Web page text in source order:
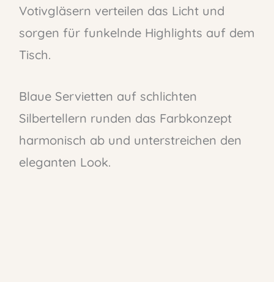
Votivgläsern verteilen das Licht und
sorgen für funkelnde Highlights auf dem
Tisch.
Blaue Servietten auf schlichten
Silbertellern runden das Farbkonzept
harmonisch ab und unterstreichen den
eleganten Look.